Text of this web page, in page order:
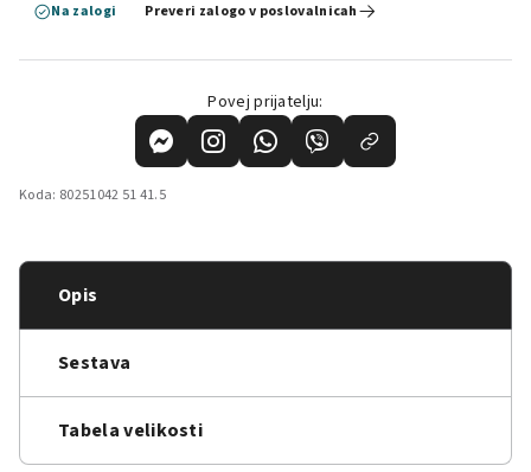
Na zalogi
Preveri zalogo v poslovalnicah
Povej prijatelju:
Koda: 80251042 51 41.5
Opis
Sestava
Tabela velikosti